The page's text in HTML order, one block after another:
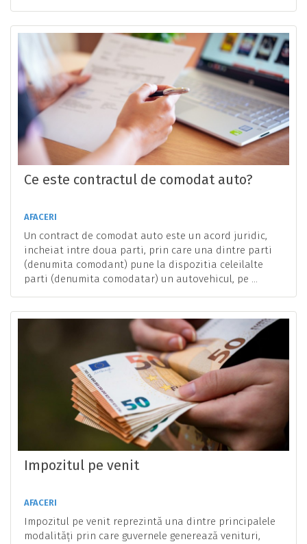
Ce este contractul de comodat auto?
AFACERI
Un contract de comodat auto este un acord juridic,
incheiat intre doua parti, prin care una dintre parti
(denumita comodant) pune la dispozitia celeilalte
parti (denumita comodatar) un autovehicul, pe ...
Impozitul pe venit
AFACERI
Impozitul pe venit reprezintă una dintre principalele
modalități prin care guvernele generează venituri,